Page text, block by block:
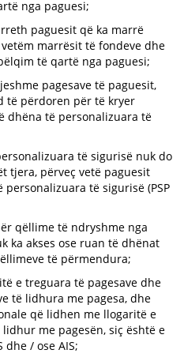
nga paguesi;
paguesit që ka marrë
marrësit të fondeve dhe
të qartë nga paguesi;
pagesave të paguesit,
të përdoren për të kryer
dhëna të personalizuara të
të sigurisë nuk do
tjera, përveç vetë paguesit
të sigurisë (PSP
qëllime të ndryshme nga
ka akses ose ruan të dhënat
të përmendura;
e treguara të pagesave dhe
të lidhura me pagesa, dhe
që lidhen me llogaritë e
me pagesën, siç është e
dhe / ose AIS;